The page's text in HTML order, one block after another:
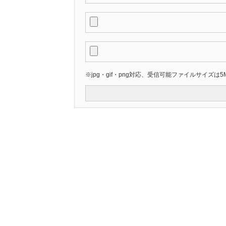
※jpg・gif・png対応、受信可能ファイルサイズは